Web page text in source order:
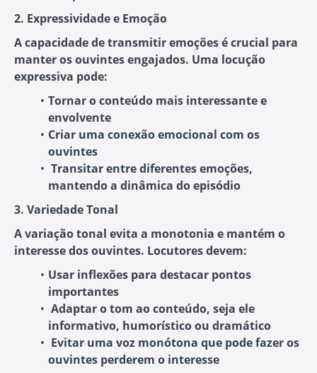
2. Expressividade e Emoção
A capacidade de transmitir emoções é crucial para
manter os ouvintes engajados. Uma locução
expressiva pode:
Tornar o conteúdo mais interessante e
envolvente
Criar uma conexão emocional com os
ouvintes
Transitar entre diferentes emoções,
mantendo a dinâmica do episódio
3. Variedade Tonal
A variação tonal evita a monotonia e mantém o
interesse dos ouvintes. Locutores devem:
Usar inflexões para destacar pontos
importantes
Adaptar o tom ao conteúdo, seja ele
informativo, humorístico ou dramático
Evitar uma voz monótona que pode fazer os
ouvintes perderem o interesse